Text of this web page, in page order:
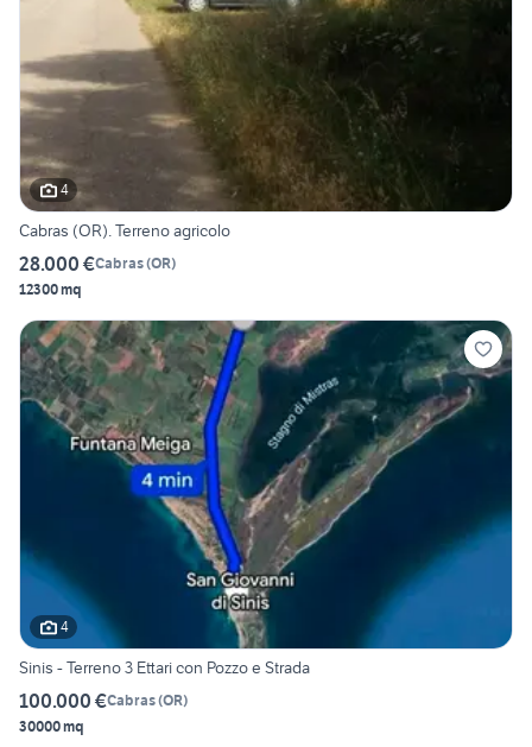
4
Cabras (OR). Terreno agricolo
28.000 €Cabras(OR)
12300 mq
4
Sinis - Terreno 3 Ettari con Pozzo e Strada
100.000 €Cabras(OR)
30000 mq